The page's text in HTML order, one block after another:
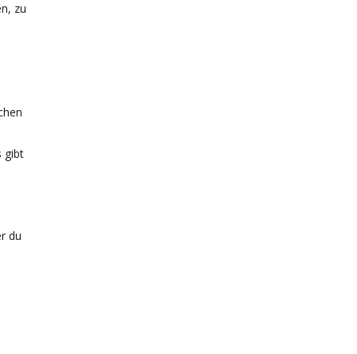
zu
gibt
du